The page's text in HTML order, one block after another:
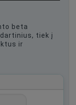
beta
tiek į
ir